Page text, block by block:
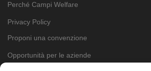
Perché Campi Welfare
Privacy Policy
Proponi una convenzione
Opportunità per le aziende